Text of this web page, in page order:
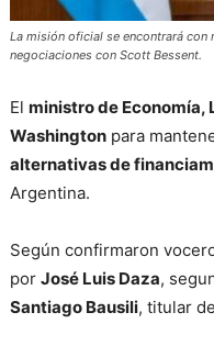
La misión oficial se encontrará
negociaciones con Scott Bessent.
El ministro de Economía,
Washington para
alternativas de
Argentina.
Según confirmaron
por José Luis Daza,
Santiago Bausili, titular